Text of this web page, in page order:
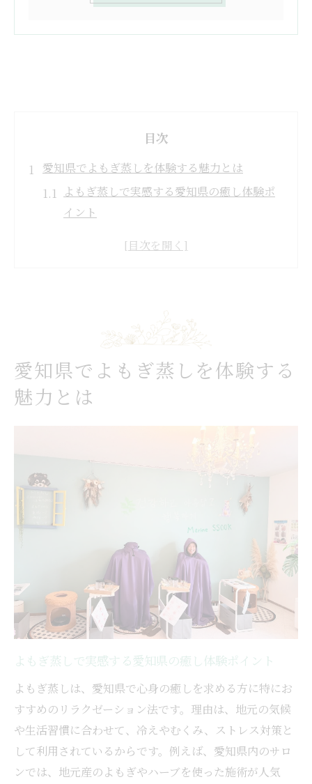
目次
愛知県でよもぎ蒸しを体験する魅力とは
よもぎ蒸しで実感する愛知県の癒し体験ポ
イント
名古屋で注目されるよもぎ蒸しの効果と評
久屋大通でよもぎ蒸しに出会う新しいリラ
ックス法
リラクゼーション重視ならよもぎ蒸しが最適
よもぎ蒸しで叶える深いリラクゼーション
の秘密
名古屋で選ぶリラックス重視のよもぎ蒸し
ハーブ香るよもぎ蒸しが癒しに最適な理由
ペア利用にもおすすめよもぎ蒸しの効果的
な使い方
よもぎ蒸し春日井エリアの癒しポイントを
紹介
忙しい女性に人気のよもぎ蒸しリフレッシ
ュ法
よもぎ蒸しの効果を実感したい方へ伝えたい
よもぎ蒸しの効果を実感するためのポイン
ト解説
愛知県でよもぎ蒸しを体験する
魅力とは
よもぎ蒸しで実感する愛知県の癒し体験ポイント
よもぎ蒸しは、愛知県で心身の癒しを求める方に特にお
すすめのリラクゼーション法です。理由は、地元の気候
や生活習慣に合わせて、冷えやむくみ、ストレス対策と
して利用されているからです。例えば、愛知県内のサロ
ンでは、地元産のよもぎやハーブを使った施術が人気